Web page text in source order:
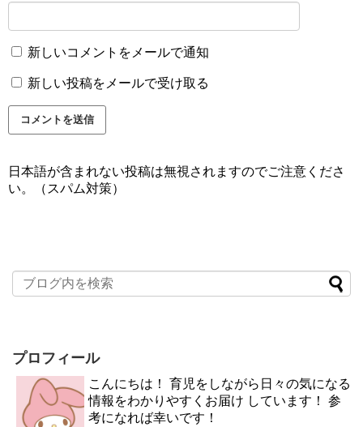
新しいコメントをメールで通知
新しい投稿をメールで受け取る
日本語が含まれない投稿は無視されますのでご注意くださ
い。（スパム対策）
プロフィール
こんにちは！ 育児をしながら日々の気になる
情報をわかりやすくお届け しています！ 参
考になれば幸いです！